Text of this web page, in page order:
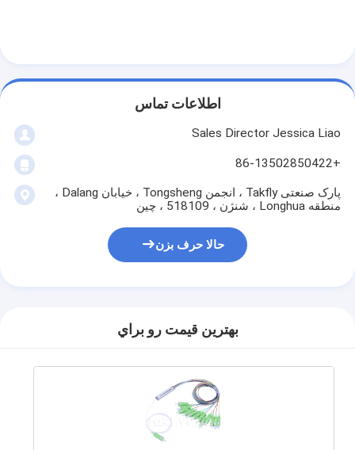
کیت ابزار فیبر نوری
PM و اجزای پرقدرت
اطلاعات تماس
Sales Director Jessica Liao
+86-13502850422
پارک صنعتی Takfly ، انجمن Tongsheng ، خیابان Dalang ،
منطقه Longhua ، شنژن ، 518109 ، چین
حالا حرف بزن
بهترين قيمت رو براي